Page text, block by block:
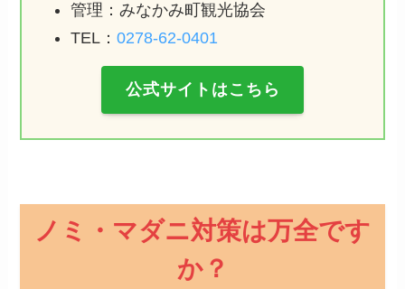
管理：みなかみ町観光協会
TEL：0278-62-0401
公式サイトはこちら
ノミ・マダニ対策は万全です
か？